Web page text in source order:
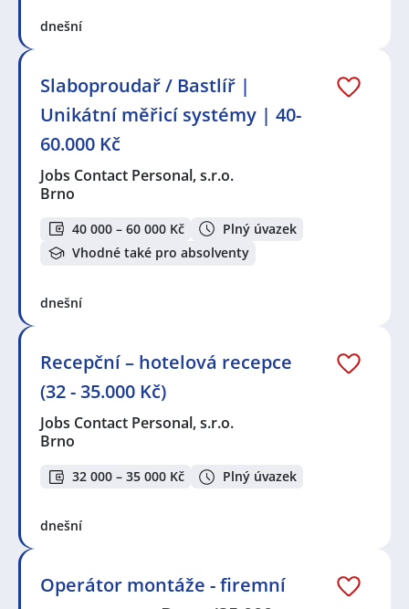
dnešní
Slaboproudař / Bastlíř |
Unikátní měřicí systémy | 40-
60.000 Kč
Jobs Contact Personal, s.r.o.
Brno
40 000 – 60 000 Kč
Plný úvazek
Vhodné také pro absolventy
dnešní
Recepční – hotelová recepce
(32 - 35.000 Kč)
Jobs Contact Personal, s.r.o.
Brno
32 000 – 35 000 Kč Plný úvazek
dnešní
Operátor montáže - firemní